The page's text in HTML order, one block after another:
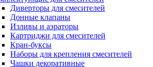
Диверторы для смесителей
Донные клапаны
Изливы и аэраторы
Картриджи для смесителей
Кран-буксы
Наборы для крепления смесителей
Чашки декоративные